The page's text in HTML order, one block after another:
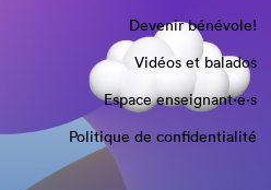
Devenir bénévole!
Vidéos et balados
Espace enseignant·e⋅s
Politique de confidentialité